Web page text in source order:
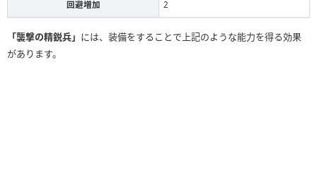
回避増加 2
「襲撃の精鋭兵」 には、装備をすることで上記のような能力を得る効果
があります。